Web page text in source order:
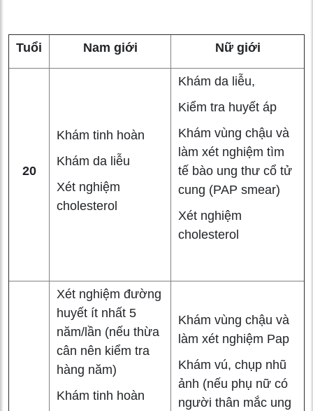
Tuổi Nam giới Nữ giới
20
Khám tinh hoàn
Khám da liễu
Xét nghiệm
cholesterol
Khám da liễu,
Kiểm tra huyết áp
Khám vùng chậu và
làm xét nghiệm tìm
tế bào ung thư cổ tử
cung (PAP smear)
Xét nghiệm
cholesterol
Xét nghiệm đường
huyết ít nhất 5
năm/lần (nếu thừa
cân nên kiểm tra
hàng năm)
Khám tinh hoàn
Khám vùng chậu và
làm xét nghiệm Pap
Khám vú, chụp nhũ
ảnh (nếu phụ nữ có
người thân mắc ung